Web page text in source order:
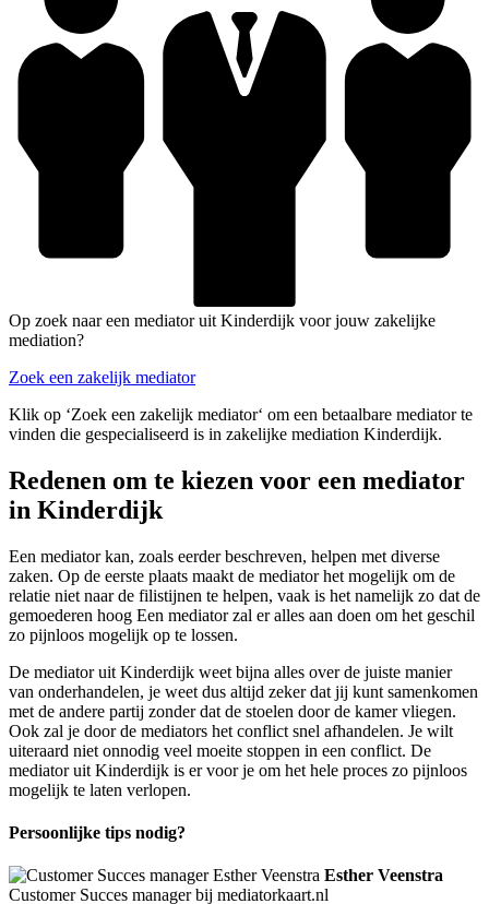
Op zoek naar een mediator uit Kinderdijk voor jouw zakelijke
mediation?
Zoek een zakelijk mediator
Klik op ‘Zoek een zakelijk mediator‘ om een betaalbare mediator te
vinden die gespecialiseerd is in zakelijke mediation Kinderdijk.
Redenen om te kiezen voor een mediator
in Kinderdijk
Een mediator kan, zoals eerder beschreven, helpen met diverse
zaken. Op de eerste plaats maakt de mediator het mogelijk om de
relatie niet naar de filistijnen te helpen, vaak is het namelijk zo dat de
gemoederen hoog Een mediator zal er alles aan doen om het geschil
zo pijnloos mogelijk op te lossen.
De mediator uit Kinderdijk weet bijna alles over de juiste manier
van onderhandelen, je weet dus altijd zeker dat jij kunt samenkomen
met de andere partij zonder dat de stoelen door de kamer vliegen.
Ook zal je door de mediators het conflict snel afhandelen. Je wilt
uiteraard niet onnodig veel moeite stoppen in een conflict. De
mediator uit Kinderdijk is er voor je om het hele proces zo pijnloos
mogelijk te laten verlopen.
Persoonlijke tips nodig?
Esther Veenstra
Customer Succes manager bij mediatorkaart.nl